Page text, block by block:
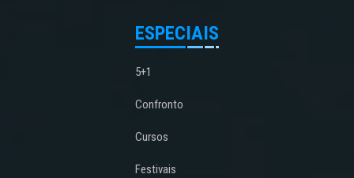
ESPECIAIS
5+1
Confronto
Cursos
Festivais